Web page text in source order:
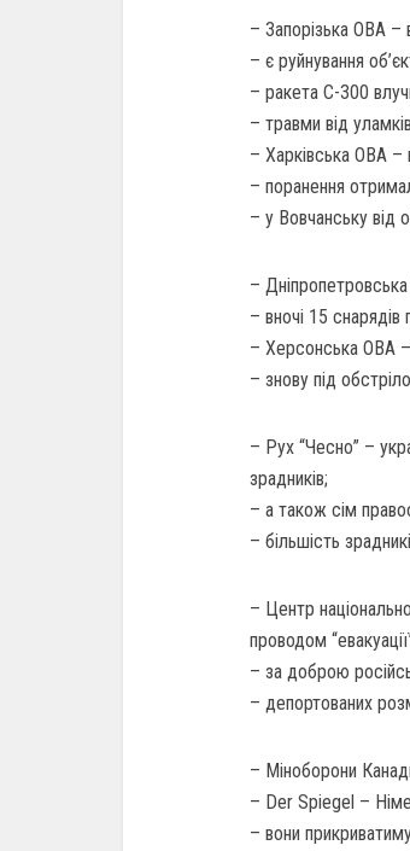
– Запорізька ОВА –
– є руйнування
– ракета С-300
– травми від
– Харківська ОВА –
– поранення
– у Вовчанську від
–
– вночі 15
– Херсонська ОВА –
– знову під
– Рух “Чесно” –
зрадників;
– а також сім
– більшість
– Центр
проводом
– за доброю
– депортованих
– Міноборони
– Der Spiegel –
– вони